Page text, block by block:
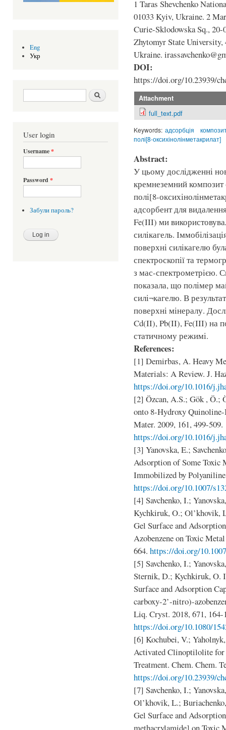
Eng
Укр
Search form Шукати
User login
Username*
Password *
Забули пароль?
1 Taras Shevchenko
01033 Kyiv, Ukraine. 2
Curie-Sklodowska Sq.,
Zhytomyr State University,
Ukraine.
DOI:
https://doi.org/10.23939/
Attachment
full_text.pdf
Keywords: адсорбція
полі[8-оксихінолінметакрилат]
Abstract:
У цьому дослідженні
кремнеземний композит
полі[8-
адсорбент для
Fe(III) ми
силікагель.
поверхні силікагелю
спектроскопії та
з мас-спектрометрією.
показала, що полімер
силі¬кагелю. В
поверхні мінералу.
Cd(II), Pb(II), Fe(III) на
статичному режимі.
References:
[1] Demirbas, A. Heavy
Materials: A Review. J.
https://doi.org/10.1016/
[2] Özcan, A.S.; Gök , Ö.;
onto 8-Hydroxy
Mater. 2009, 161, 499-509.
https://doi.org/10.1016/
[3] Yanovska, E.;
Adsorption of Some Toxic
Immobilized by
https://doi.org/10.1007/
[4] Savchenko, I.;
Kychkiruk, O.; Ol’khovik,
Gel Surface and
Azobenzene on Toxic
664. https://doi.org/
[5] Savchenko, I.;
Sternik, D.; Kychkiruk, O.
Surface and Adsorption
carboxy-2’-nitro)-
Liq. Cryst. 2018, 671, 164-
https://doi.org/10.1080/
[6] Kochubei, V.;
Activated Clinoptilolite for
Treatment. Chem. Chem.
https://doi.org/10.23939/
[7] Savchenko, I.;
Ol’khovik, L.;
Gel Surface and